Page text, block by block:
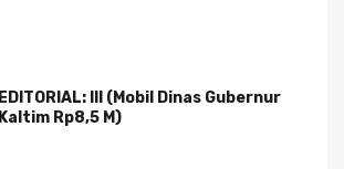
EDITORIAL: III (Mobil Dinas Gubernur
Kaltim Rp8,5 M)